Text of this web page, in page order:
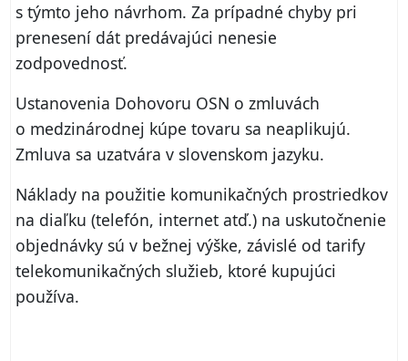
s týmto jeho návrhom. Za prípadné chyby pri
prenesení dát predávajúci nenesie
zodpovednosť.
Ustanovenia Dohovoru OSN o zmluvách
o medzinárodnej kúpe tovaru sa neaplikujú.
Zmluva sa uzatvára v slovenskom jazyku.
Náklady na použitie komunikačných prostriedkov
na diaľku (telefón, internet atď.) na uskutočnenie
objednávky sú v bežnej výške, závislé od tarify
telekomunikačných služieb, ktoré kupujúci
používa.